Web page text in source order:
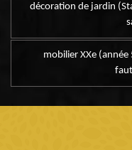
décoration de jardin
mobilier XXe